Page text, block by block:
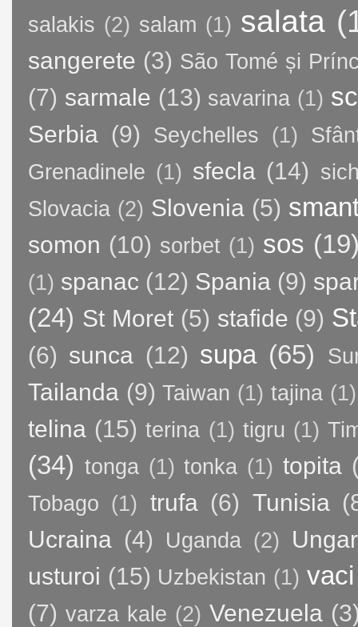
salakis (2) salam (1) salata
sangerete (3) São Tomé și
(7) sarmale (13) savarina (1)
Serbia (9) Seychelles (1)
Grenadinele (1) sfecla (14)
Slovacia (2) Slovenia (5)
somon (10) sorbet (1) sos
(1) spanac (12) Spania (9)
(24) St Moret (5) stafide (9)
(6) sunca (12) supa (65)
Tailanda (9) Taiwan (1) tajina (1)
telina (15) terina (1) tigru (1)
(34) tonga (1) tonka (1) topita
Tobago (1) trufa (6) Tunisia
Ucraina (4) Uganda (2)
usturoi (15) Uzbekistan (1) vaci
(7) varza kale (2) Venezuela